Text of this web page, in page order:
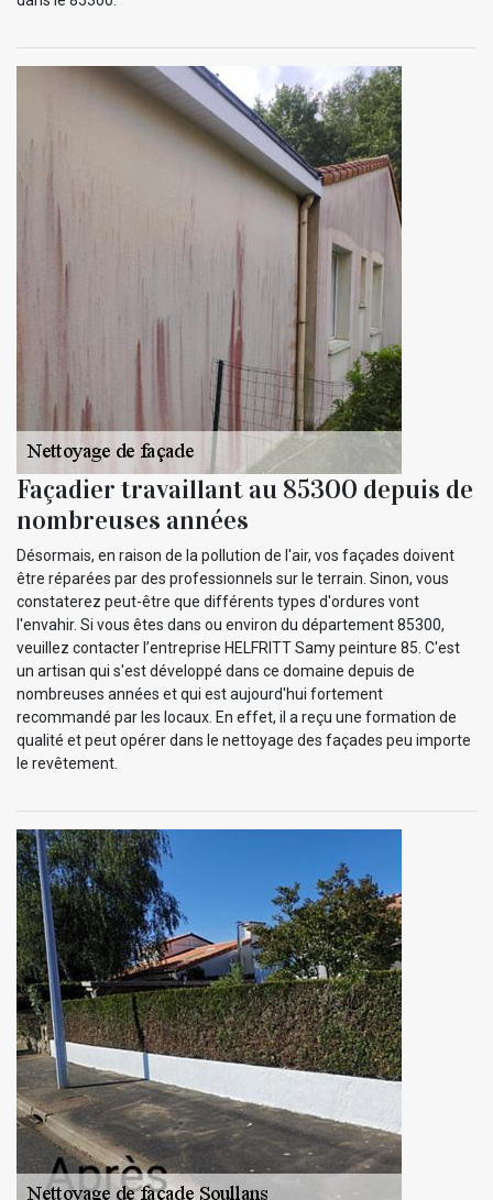
Façadier travaillant au 85300 depuis de
nombreuses années
Désormais, en raison de la pollution de l'air, vos façades doivent
être réparées par des professionnels sur le terrain. Sinon, vous
constaterez peut-être que différents types d'ordures vont
l'envahir. Si vous êtes dans ou environ du département 85300,
veuillez contacter l’entreprise HELFRITT Samy peinture 85. C'est
un artisan qui s'est développé dans ce domaine depuis de
nombreuses années et qui est aujourd'hui fortement
recommandé par les locaux. En effet, il a reçu une formation de
qualité et peut opérer dans le nettoyage des façades peu importe
le revêtement.